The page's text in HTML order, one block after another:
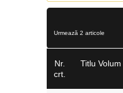
Urmează 2 articole
Nr.
crt.
Titlu Volum